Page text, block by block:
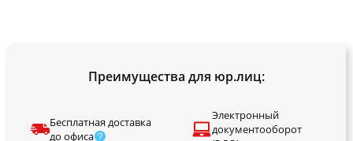
Преимущества для юр.лиц:
Бесплатная доставка
до офиса
Электронный
документооборот